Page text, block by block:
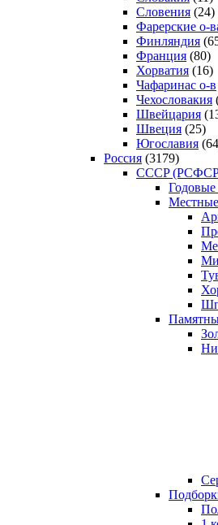
Словения (24)
Фарерские о-
Финляндия
Франция (80)
Хорватия (16)
Чафаринас о-в
Чехословакия
Швейцария
Швеция (25)
Югославия
Россия (3179)
CCCP